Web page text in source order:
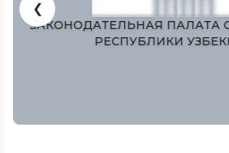
ЗАКОНОДАТЕЛЬНАЯ
РЕСПУБЛИКИ
❮